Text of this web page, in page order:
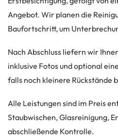
Angebot. Wir planen die
Baufortschritt, um
Nach Abschluss liefern wir
inklusive Fotos und optional
falls noch kleinere Rückstände
Alle Leistungen sind im Preis
Staubwischen, Glasreinigung,
abschließende Kontrolle.